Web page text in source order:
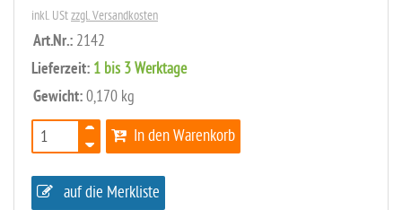
inkl. UStzzgl. Versandkosten
Art.Nr.: 2142
Lieferzeit: 1 bis 3 Werktage
Gewicht: 0,170 kg
In den Warenkorb
auf die Merkliste